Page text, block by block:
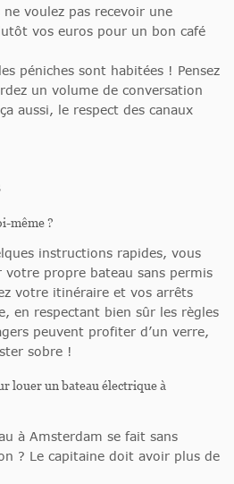
voulez pas recevoir une
vos euros pour un bon café
péniches sont habitées ! Pensez
un volume de conversation
aussi, le respect des canaux
même ?
instructions rapides, vous
propre bateau sans permis
votre itinéraire et vos arrêts
en respectant bien sûr les règles
peuvent profiter d’un verre,
sobre !
louer un bateau électrique à
à Amsterdam se fait sans
? Le capitaine doit avoir plus de